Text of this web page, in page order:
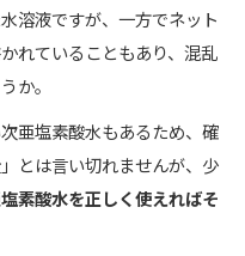
溶液ですが、一方でネット
れていることもあり、混乱
か。
亜塩素酸水もあるため、確
とは言い切れませんが、少
素酸水を正しく使えればそ